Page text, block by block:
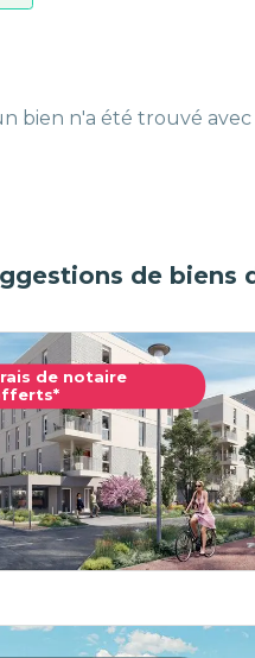
bien n'a été trouvé
de biens
de notaire